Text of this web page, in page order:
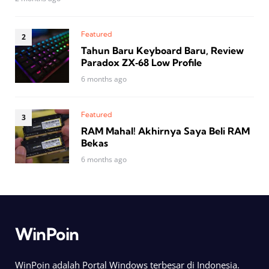
Featured
Tahun Baru Keyboard Baru, Review
Paradox ZX‑68 Low Profile
6 months ago
Featured
RAM Mahal! Akhirnya Saya Beli RAM
Bekas
6 months ago
WinPoin
WinPoin adalah Portal Windows terbesar di Indonesia.